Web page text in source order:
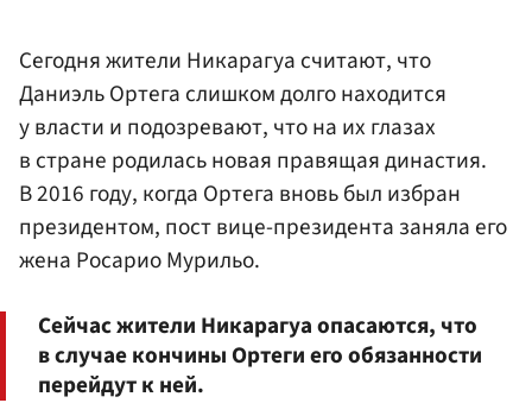
Сегодня жители Никарагуа считают, что
Даниэль Ортега слишком долго находится
у власти и подозревают, что на их глазах
в стране родилась новая правящая династия.
В 2016 году, когда Ортега вновь был избран
президентом, пост вице-президента заняла его
жена Росарио Мурильо.
Сейчас жители Никарагуа опасаются, что
в случае кончины Ортеги его обязанности
перейдут к ней.